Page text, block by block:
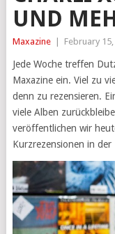
UND
Maxazine February
Jede Woche treffen
Maxazine ein. Viel zu
denn zu rezensieren.
viele Alben
veröffentlichen wir
Kurzrezensionen in